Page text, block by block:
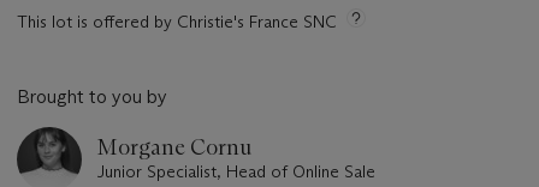
This lot is offered by Christie's France SNC
Brought to you by
Morgane Cornu
Junior Specialist, Head of Online Sale